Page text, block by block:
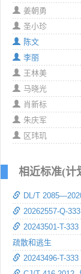
姜朝勇
圣小珍
陈文
李丽
王林美
马晓光
肖新标
朱庆军
区玮玑
相近标准(计
DL/T
20262557-Q-
20243501-T-
疏散和逃生
20243496-T-